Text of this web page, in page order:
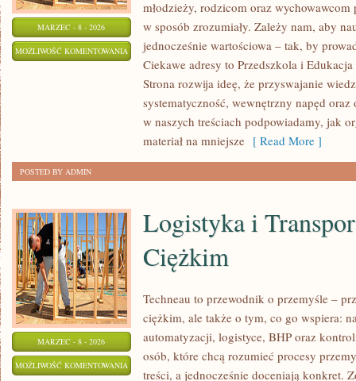
MARZEC - 8 - 2026
MOŻLIWOŚĆ KOMENTOWANIA ADAPTACJA
ŻŁOBKU
PRZEDSZKOLU
młodzieży, rodzicom oraz
w sposób zrozumiały. Zależy nam, aby
jednocześnie wartościowa – tak, by
Ciekawe adresy to Przedszkola i
Strona rozwija ideę, że przyswajanie
systematyczność, wewnętrzny napęd
w naszych treściach podpowiadamy, jak
materiał na mniejsze [ Read More ]
POSTED BY ADMIN
MARZEC - 8 - 2026
MOŻLIWOŚĆ KOMENTOWANIA LOGISTYKA
Logistyka i
Ciężkim
Techneau to przewodnik o przemyśle –
ciężkim, ale także o tym, co go wspiera:
automatyzacji, logistyce, BHP oraz
osób, które chcą rozumieć procesy
treści, a jednocześnie doceniają konkret.